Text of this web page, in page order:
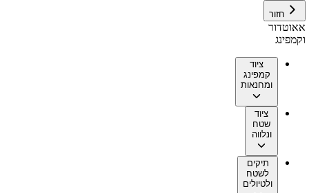
חזור
אאוטדור
וקמפינג
ציוד
קמפינג
ומחנאות
ציוד
שטח
ונלווה
תיקים
לשטח
ולטיולים